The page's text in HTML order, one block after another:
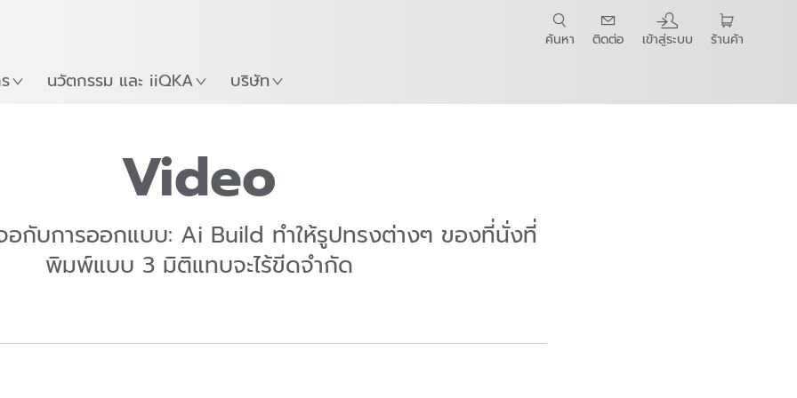
นวัตกรรม และ iiQKA บริษัท
ค้นหา ติดต่อ เข้าสู่ระบบ ร้านค้า
Video
อกับการออกแบบ: Ai Build ทำให้รูปทรงต่างๆ ของที่นั่งที่
พิมพ์แบบ 3 มิติแทบจะไร้ขีดจำกัด